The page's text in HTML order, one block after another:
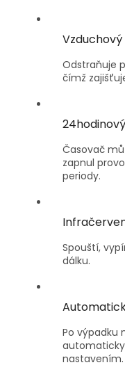
Odstraňuje
čímž
Časovač
zapnul
periody.
Spouští,
dálku.
Po výpadku
nastavením.